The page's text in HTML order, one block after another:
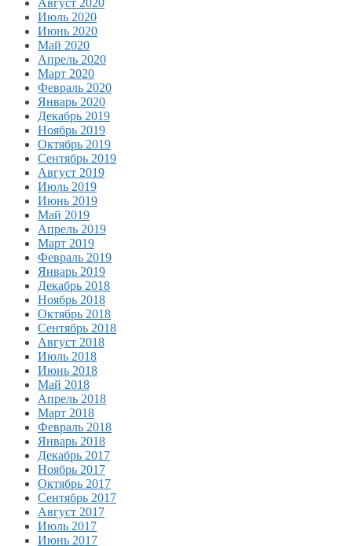
Июль 2020
Июнь 2020
Май 2020
Апрель 2020
Март 2020
Февраль 2020
Январь 2020
Декабрь 2019
Ноябрь 2019
Октябрь 2019
Сентябрь 2019
Август 2019
Июль 2019
Июнь 2019
Май 2019
Апрель 2019
Март 2019
Февраль 2019
Январь 2019
Декабрь 2018
Ноябрь 2018
Октябрь 2018
Сентябрь 2018
Август 2018
Июль 2018
Июнь 2018
Май 2018
Апрель 2018
Март 2018
Февраль 2018
Январь 2018
Декабрь 2017
Ноябрь 2017
Октябрь 2017
Сентябрь 2017
Август 2017
Июль 2017
Июнь 2017